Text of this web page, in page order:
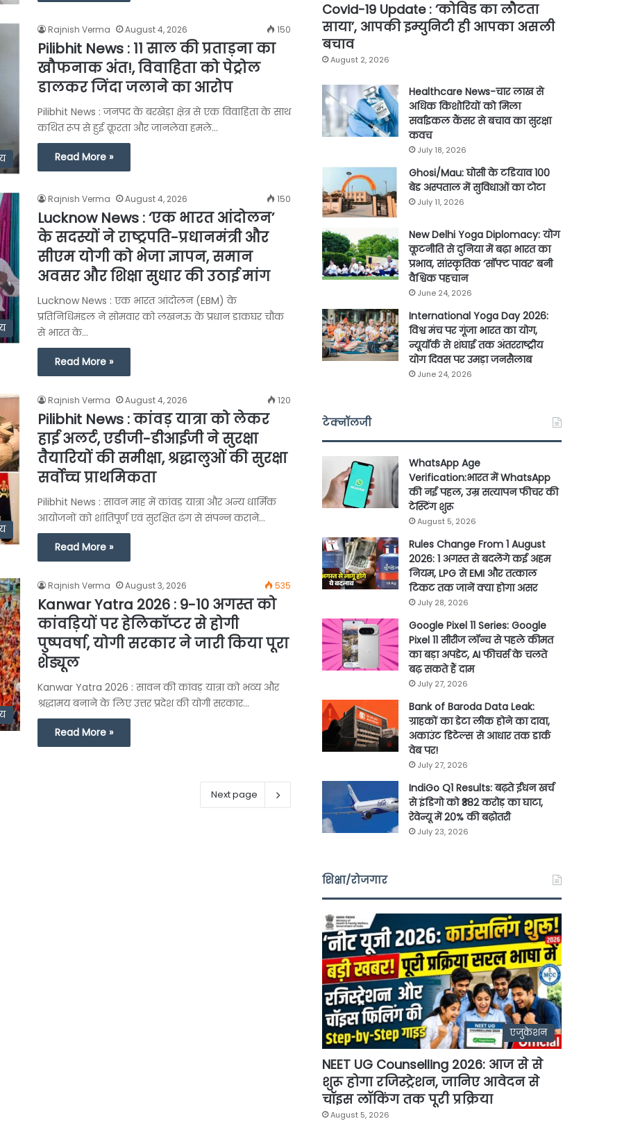
Rajnish Verma August 4, 2026 150
Pilibhit News : 11 साल की प्रताड़ना का
खौफनाक अंत!, विवाहिता को पेट्रोल
डालकर जिंदा जलाने का आरोप
Pilibhit News : जनपद के बरखेड़ा क्षेत्र से एक विवाहिता के साथ
कथित रूप से हुई क्रूरता और जानलेवा हमले…
Read More »
Rajnish Verma August 4, 2026 150
Lucknow News : ‘एक भारत आंदोलन’
के सदस्यों ने राष्ट्रपति-प्रधानमंत्री और
सीएम योगी को भेजा ज्ञापन, समान
अवसर और शिक्षा सुधार की उठाई मांग
Lucknow News : एक भारत आंदोलन (EBM) के
प्रतिनिधिमंडल ने सोमवार को लखनऊ के प्रधान डाकघर चौक
से भारत के…
Read More »
Rajnish Verma August 4, 2026 120
Pilibhit News : कांवड़ यात्रा को लेकर
हाई अलर्ट, एडीजी-डीआईजी ने सुरक्षा
तैयारियों की समीक्षा, श्रद्धालुओं की सुरक्षा
सर्वोच्च प्राथमिकता
Pilibhit News : सावन माह में कांवड़ यात्रा और अन्य धार्मिक
आयोजनों को शांतिपूर्ण एवं सुरक्षित ढंग से संपन्न कराने…
Read More »
Rajnish Verma August 3, 2026 535
Kanwar Yatra 2026 : 9-10 अगस्त को
कांवड़ियों पर हेलिकॉप्टर से होगी
पुष्पवर्षा, योगी सरकार ने जारी किया पूरा
शेड्यूल
Kanwar Yatra 2026 : सावन की कांवड़ यात्रा को भव्य और
श्रद्धामय बनाने के लिए उत्तर प्रदेश की योगी सरकार…
Read More »
Next page
Covid-19 Update : ‘कोविड का लौटता
साया’, आपकी इम्युनिटी ही आपका असली
बचाव
August 2, 2026
Healthcare News-चार लाख से
अधिक किशोरियों को मिला
सर्वाइकल कैंसर से बचाव का सुरक्षा
कवच
July 18, 2026
Ghosi/Mau: घोसी के टडियाव 100
बेड अस्पताल में सुविधाओं का टोटा
July 11, 2026
New Delhi Yoga Diplomacy: योग
कूटनीति से दुनिया में बढ़ा भारत का
प्रभाव, सांस्कृतिक ‘सॉफ्ट पावर’ बनी
वैश्विक पहचान
June 24, 2026
International Yoga Day 2026:
विश्व मंच पर गूंजा भारत का योग,
न्यूयॉर्क से शंघाई तक अंतरराष्ट्रीय
योग दिवस पर उमड़ा जनसैलाब
June 24, 2026
टेक्नॉलजी
WhatsApp Age
Verification:भारत में WhatsApp
की नई पहल, उम्र सत्यापन फीचर की
टेस्टिंग शुरू
August 5, 2026
Rules Change From 1 August
2026: 1 अगस्त से बदलेंगे कई अहम
नियम, LPG से EMI और तत्काल
टिकट तक जानें क्या होगा असर
July 28, 2026
Google Pixel 11 Series: Google
Pixel 11 सीरीज लॉन्च से पहले कीमत
का बड़ा अपडेट, AI फीचर्स के चलते
बढ़ सकते हैं दाम
July 27, 2026
Bank of Baroda Data Leak:
ग्राहकों का डेटा लीक होने का दावा,
अकाउंट डिटेल्स से आधार तक डार्क
वेब पर!
July 27, 2026
IndiGo Q1 Results: बढ़ते ईंधन खर्च
से इंडिगो को ₹382 करोड़ का घाटा,
रेवेन्यू में 20% की बढ़ोतरी
July 23, 2026
शिक्षा/रोजगार
एजुकेशन
NEET UG Counselling 2026: आज से से
शुरू होगा रजिस्ट्रेशन, जानिए आवेदन से
चॉइस लॉकिंग तक पूरी प्रक्रिया
August 5, 2026